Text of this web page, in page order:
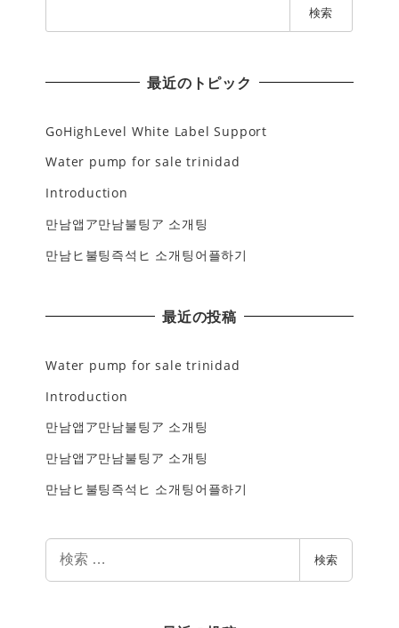
索
最近のトピック
GoHighLevel White Label Support
Water pump for sale trinidad
Introduction
만남앱ア만남불팅ア 소개팅
만남ヒ불팅즉석ヒ 소개팅어플하기
最近の投稿
Water pump for sale trinidad
Introduction
만남앱ア만남불팅ア 소개팅
만남앱ア만남불팅ア 소개팅
만남ヒ불팅즉석ヒ 소개팅어플하기
検索